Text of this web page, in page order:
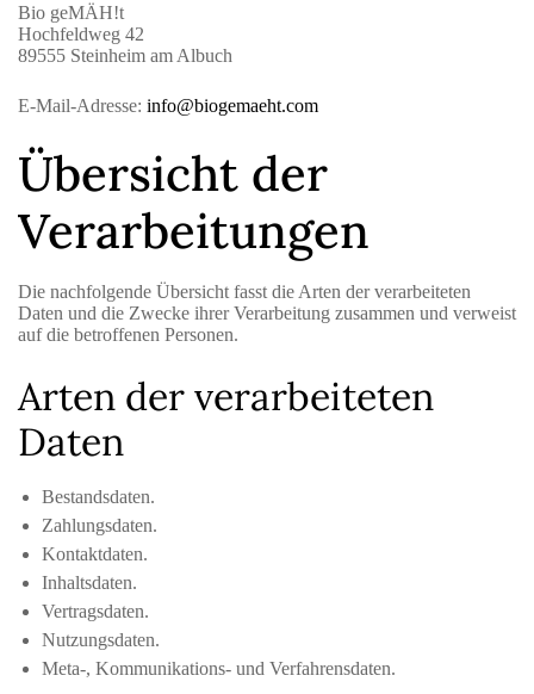
Bio geMÄH!t
Hochfeldweg 42
89555 Steinheim am Albuch
E-Mail-Adresse: info@biogemaeht.com
Übersicht der
Verarbeitungen
Die nachfolgende Übersicht fasst die Arten der verarbeiteten
Daten und die Zwecke ihrer Verarbeitung zusammen und verweist
auf die betroffenen Personen.
Arten der verarbeiteten
Daten
Bestandsdaten.
Zahlungsdaten.
Kontaktdaten.
Inhaltsdaten.
Vertragsdaten.
Nutzungsdaten.
Meta-, Kommunikations- und Verfahrensdaten.